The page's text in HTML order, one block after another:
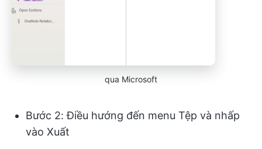
qua Microsoft
Bước 2: Điều hướng đến menu Tệp và nhấp
vào Xuất